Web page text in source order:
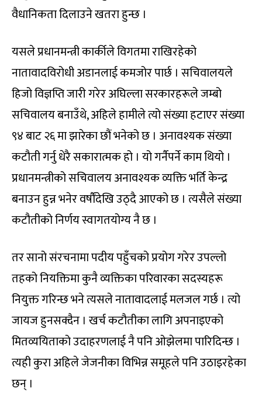
वैधानिकता दिलाउने खतरा हुन्छ ।
यसले प्रधानमन्त्री कार्कीले विगतमा राखिरहेको
नातावादविरोधी अडानलाई कमजोर पार्छ । सचिवालयले
हिजो विज्ञप्ति जारी गरेर अघिल्ला सरकारहरूले जम्बो
सचिवालय बनाउँथे, अहिले हामीले त्यो संख्या हटाएर संख्या
९४ बाट २६ मा झारेका छौं भनेको छ । अनावश्यक संख्या
कटौती गर्नु धेरै सकारात्मक हो । यो गर्नैपर्ने काम थियो ।
प्रधानमन्त्रीको सचिवालय अनावश्यक व्यक्ति भर्ति केन्द्र
बनाउन हुन्न भनेर वर्षौंदेखि उठ्दै आएको छ । त्यसैले संख्या
कटौतीको निर्णय स्वागतयोग्य नै छ ।
तर सानो संरचनामा पदीय पहुँचको प्रयोग गरेर उपल्लो
तहको नियक्तिमा कुनै व्यक्तिका परिवारका सदस्यहरू
नियुक्त गरिन्छ भने त्यसले नातावादलाई मलजल गर्छ । त्यो
जायज हुनसक्दैन । खर्च कटौतीका लागि अपनाइएको
मितव्ययिताको उदाहरणलाई नै पनि ओझेलमा पारिदिन्छ ।
त्यही कुरा अहिले जेजनीका विभिन्न समूहले पनि उठाइरहेका
छन् ।